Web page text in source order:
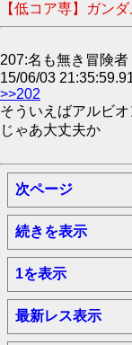
【低コア専】ガンダ
207:名も無き冒険者
15/06/03
>>202
そういえばアルビ
じゃあ大丈夫か
次ページ
続きを表示
1を表示
最新レス表示